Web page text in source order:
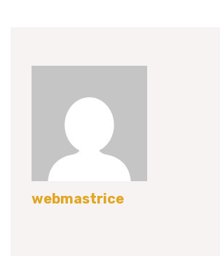
webmastrice